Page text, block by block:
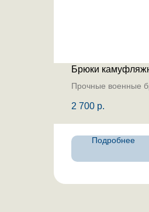
Брюки
Прочные военные
2 700 р.
Подробнее